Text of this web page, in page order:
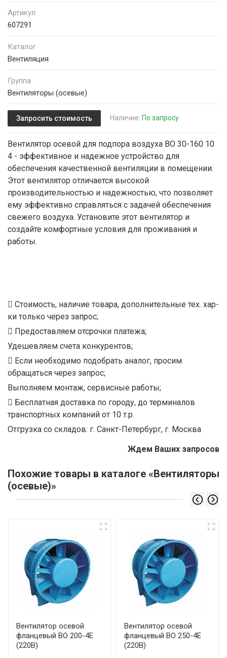
Артикул
607291
Каталог
Вентиляция
Группа
Вентиляторы (осевые)
Запросить стоимость Наличие: По запросу
Вентилятор осевой для подпора воздуха ВО 30-160 10
4 - эффективное и надежное устройство для
обеспечения качественной вентиляции в помещении.
Этот вентилятор отличается высокой
производительностью и надежностью, что позволяет
ему эффективно справляться с задачей обеспечения
свежего воздуха. Установите этот вентилятор и
создайте комфортные условия для проживания и
работы.
Стоимость, наличие товара, дополнительные тех. хар-
ки только через запрос;
Предоставляем отсрочки платежа;
Удешевляем счета конкурентов;
Если необходимо подобрать аналог, просим
обращаться через запрос;
Выполняем монтаж, сервисные работы;
Бесплатная доставка по городу, до терминалов
транспортных компаний от 10 т.р.
Отгрузка со складов: г. Санкт-Петербург, г. Москва
Ждем Ваших запросов
Похожие товары в каталоге «Вентиляторы
(осевые)»
Вентилятор осевой
фланцевый ВО 200-4Е
(220В)
Вентилятор осевой
фланцевый ВО 250-4Е
(220В)